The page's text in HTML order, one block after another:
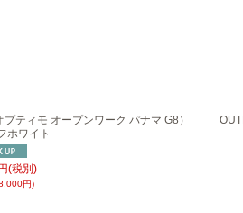
む
ティモ オープンワーク パナマ G8）
ホワイト
(税別)
円)